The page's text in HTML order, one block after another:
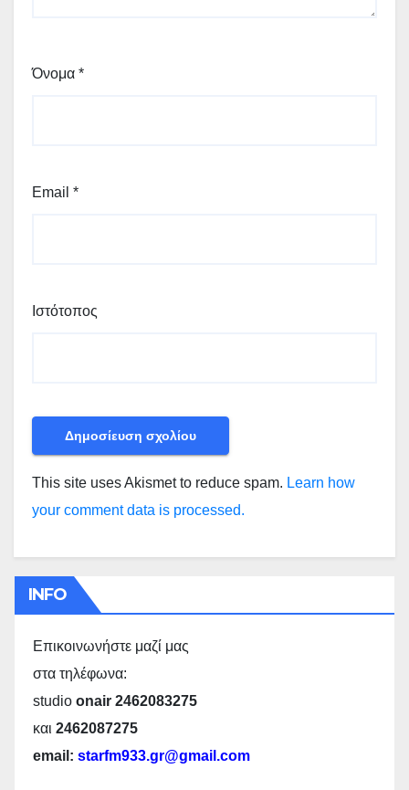
Όνομα *
Email *
Ιστότοπος
This site uses Akismet to reduce spam. Learn how
your comment data is processed.
INFO
Επικοινωνήστε μαζί μας
στα τηλέφωνα:
studio onair 2462083275
και 2462087275
email: starfm933.gr@gmail.com